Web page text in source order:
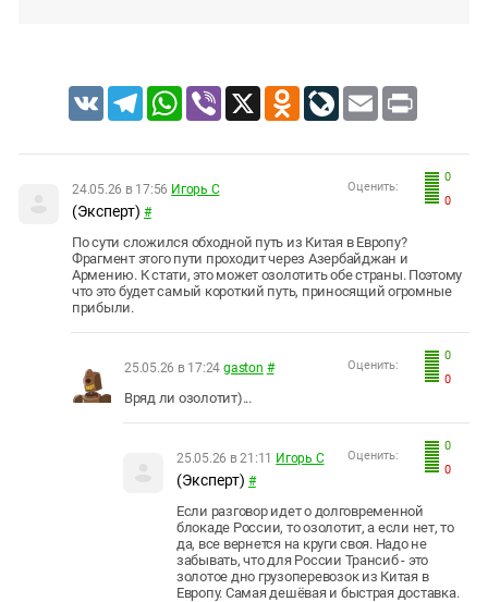
VK TelegramWhatsApp
Viber X Odnoklassniki
LiveJournal
Email Print
0
0
Оценить:
24.05.26 в 17:56 Игорь С
(Эксперт) #
По сути сложился обходной путь из Китая в Европу?
Фрагмент этого пути проходит через Азербайджан и
Армению. К стати, это может озолотить обе страны. Поэтому
что это будет самый короткий путь, приносящий огромные
прибыли.
0
0
Оценить:
25.05.26 в 17:24 gaston #
Вряд ли озолотит)...
0
0
Оценить:
25.05.26 в 21:11 Игорь С
(Эксперт) #
Если разговор идет о долговременной
блокаде России, то озолотит, а если нет, то
да, все вернется на круги своя. Надо не
забывать, что для России Трансиб - это
золотое дно грузоперевозок из Китая в
Европу. Самая дешёвая и быстрая доставка.